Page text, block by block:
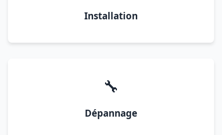
Installation
🔧
Dépannage